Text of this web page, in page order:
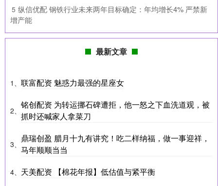
5 ​纵信优配 钢铁行业未来两年目标确定：年均增长4% 严禁新
增产能
最新文章
1、 联富配资 魅惑力最强的星座女
2、
铭创配资 为转运挪石碑遭拒，他一怒之下血洗道观，被
抓时还喊家人拿菜刀
3、
鼎瑞创盈 腊月十九有讲究！吃二样纳福，做一事迎祥，
马年顺顺当当
4、 天美配资 【棉花年报】低估值与紧平衡